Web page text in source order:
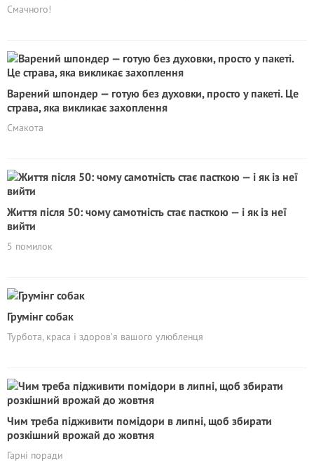
Смачного!
Варений шпондер — готую без духовки, просто у пакеті. Це
страва, яка викликає захоплення
Смакота
Життя після 50: чому самотність стає пасткою — і як із неї
вийти
5 помилок
Грумінг собак
Турбота, краса і здоров’я вашого улюбленця
Чим треба підживити помідори в липні, щоб збирати
розкішний врожай до жовтня
Гарні поради